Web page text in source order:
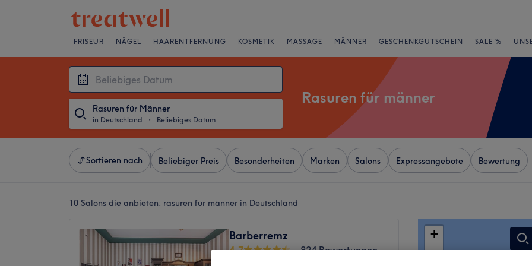
FRISEUR NÄGEL HAARENTFERNUNG KOSMETIK MASSAGE MÄNNER GESCHENKGUTSCHEIN SALE %
Rasuren für Männer
in Deutschland ・ Beliebiges Datum
Rasuren für männer
Sortieren nach Beliebiger Preis Besonderheiten Marken Salons Expressangebote Bewertung
10 Salons die anbieten: rasuren für männer in Deutschland
Barberremz
4,7
824 Bewertungen
+
−